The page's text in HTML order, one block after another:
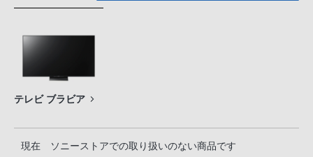
テレビ ブラビア
現在 ソニーストアでの取り扱いのない商品です